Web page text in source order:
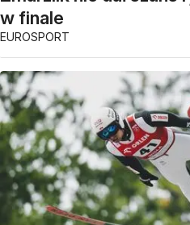
w finale
EUROSPORT